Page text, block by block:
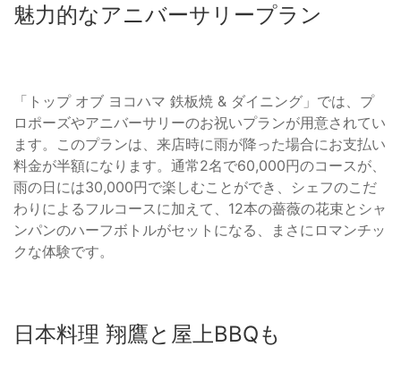
魅力的なアニバーサリープラン
「トップ オブ ヨコハマ 鉄板焼 & ダイニング」では、プ
ロポーズやアニバーサリーのお祝いプランが用意されてい
ます。このプランは、来店時に雨が降った場合にお支払い
料金が半額になります。通常2名で60,000円のコースが、
雨の日には30,000円で楽しむことができ、シェフのこだ
わりによるフルコースに加えて、12本の薔薇の花束とシャ
ンパンのハーフボトルがセットになる、まさにロマンチッ
クな体験です。
日本料理 翔鷹と屋上BBQも